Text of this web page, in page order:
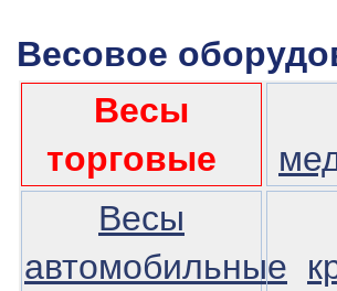
Весовое
Весы
торговые
Весы
автомобильные